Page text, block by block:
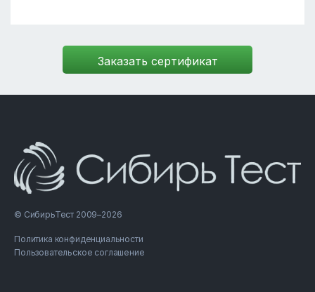
© СибирьТест 2009–2026
Политика конфиденциальности
Пользовательское соглашение